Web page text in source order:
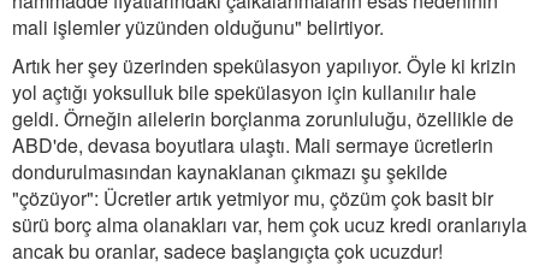
mali işlemler yüzünden olduğunu" belirtiyor.
Artık her şey üzerinden spekülasyon yapılıyor. Öyle ki krizin
yol açtığı yoksulluk bile spekülasyon için kullanılır hale
geldi. Örneğin ailelerin borçlanma zorunluluğu, özellikle de
ABD'de, devasa boyutlara ulaştı. Mali sermaye ücretlerin
dondurulmasından kaynaklanan çıkmazı şu şekilde
"çözüyor": Ücretler artık yetmiyor mu, çözüm çok basit bir
sürü borç alma olanakları var, hem çok ucuz kredi oranlarıyla
ancak bu oranlar, sadece başlangıçta çok ucuzdur!